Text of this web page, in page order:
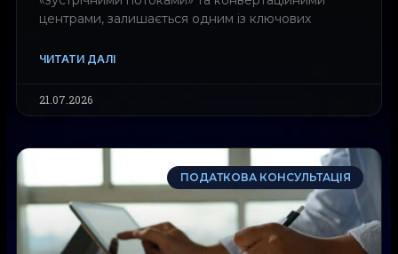
центрами, залишається одним із ключових
ЧИТАТИ ДАЛІ
21.07.2026
ПОДАТКОВА КОНСУЛЬТАЦІЯ